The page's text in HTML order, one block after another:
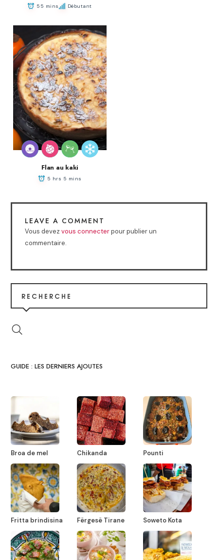
55 mins Débutant
Flan au kaki
5 hrs 5 mins
LEAVE A COMMENT
Vous devezvous connecterpour publier un
commentaire.
RECHERCHE
GUIDE : LES DERNIERS AJOUTES
Broa de mel Chikanda Pounti
Fritta brindisina Fërgesë Tirane Soweto Kota